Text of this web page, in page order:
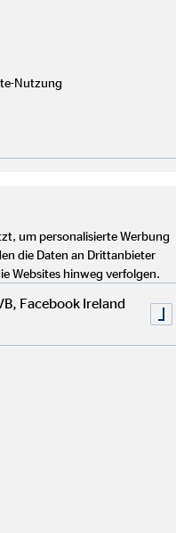
bieten wir
und persönliche
Beratung!
und eine erfüllende
ist die Tätigkeit als
für dich. Dein
uns kommen kannst.
Nutzung
um personalisierte Werbung
die Daten an Drittanbieter
Websites hinweg verfolgen.
Facebook Ireland